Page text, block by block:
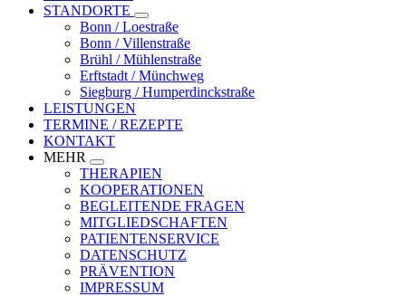
STANDORTE
Toggle
submenu
Bonn / Loestraße
Bonn / Villenstraße
Brühl / Mühlenstraße
Erftstadt / Münchweg
Siegburg / Humperdinckstraße
LEISTUNGEN
TERMINE / REZEPTE
KONTAKT
MEHR
Toggle
submenu
THERAPIEN
KOOPERATIONEN
BEGLEITENDE FRAGEN
MITGLIEDSCHAFTEN
PATIENTENSERVICE
DATENSCHUTZ
PRÄVENTION
IMPRESSUM